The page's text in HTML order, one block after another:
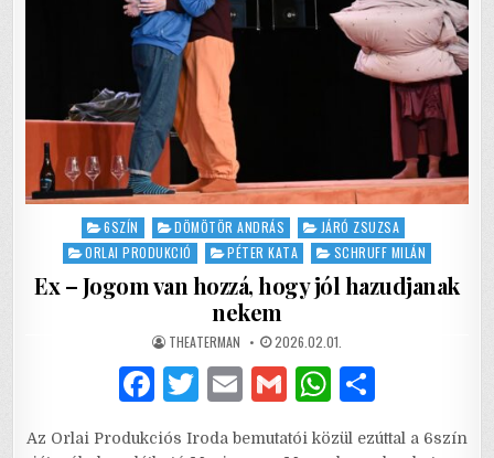
Posted
in
6SZÍN DÖMÖTÖR ANDRÁS
JÁRÓ ZSUZSA
ORLAI PRODUKCIÓ
PÉTER KATA SCHRUFF MILÁN
Ex – Jogom van hozzá, hogy jól hazudjanak
nekem
AUTHOR:
THEATERMAN PUBLISHED
2026.02.01.
F
T
E
G
W
Az Orlai Produkciós Iroda bemutatói közül ezúttal a 6szín